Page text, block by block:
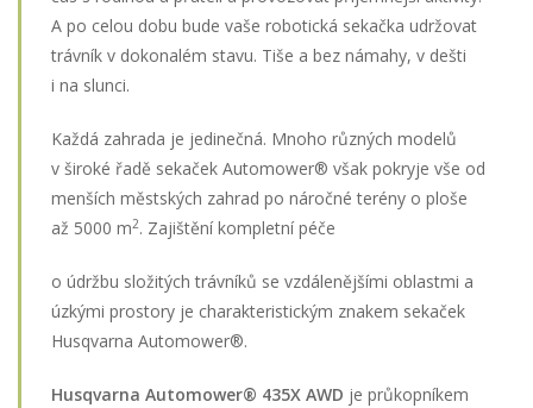
A po celou dobu bude vaše robotická sekačka udržovat
trávník v dokonalém stavu. Tiše a bez námahy, v dešti
i na slunci.
Každá zahrada je jedinečná. Mnoho různých modelů
v široké řadě sekaček Automower® však pokryje vše od
menších městských zahrad po náročné terény o ploše
až 5000 m2. Zajištění kompletní péče
o údržbu složitých trávníků se vzdálenějšími oblastmi a
úzkými prostory je charakteristickým znakem sekaček
Husqvarna Automower®.
Husqvarna Automower® 435X AWD je průkopníkem